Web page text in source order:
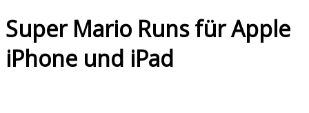
Super Mario Runs für Apple
iPhone und iPad